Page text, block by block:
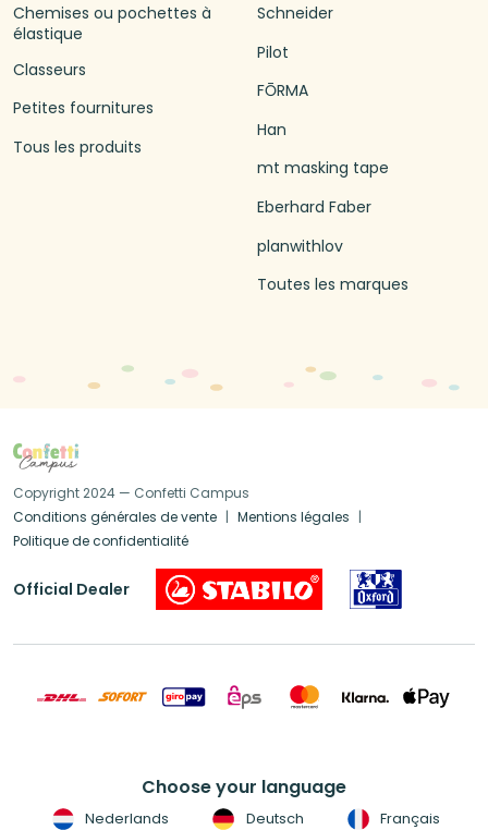
Chemises ou pochettes à
élastique
Classeurs
Petites fournitures
Tous les produits
Schneider
Pilot
FŌRMA
Han
mt masking tape
Eberhard Faber
planwithlov
Toutes les marques
Copyright 2024 — Confetti Campus
Conditions générales de vente
Mentions légales
Politique de confidentialité
Official Dealer
Choose your language
Nederlands Deutsch Français